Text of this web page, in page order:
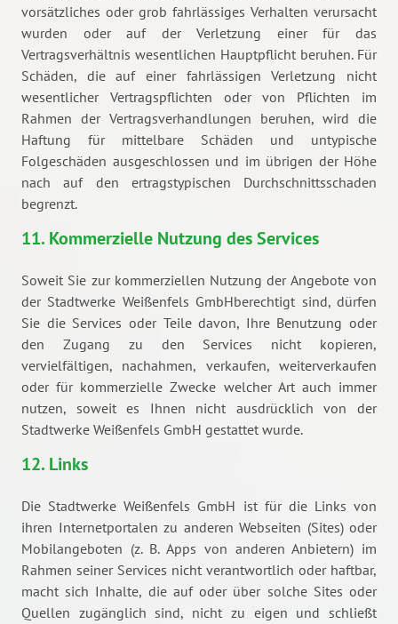
vorsätzliches oder grob fahrlässiges Verhalten verursacht
wurden oder auf der Verletzung einer für das
Vertragsverhältnis wesentlichen Hauptpflicht beruhen. Für
Schäden, die auf einer fahrlässigen Verletzung nicht
wesentlicher Vertragspflichten oder von Pflichten im
Rahmen der Vertragsverhandlungen beruhen, wird die
Haftung für mittelbare Schäden und untypische
Folgeschäden ausgeschlossen und im übrigen der Höhe
nach auf den ertragstypischen Durchschnittsschaden
begrenzt.
11. Kommerzielle Nutzung des Services
Soweit Sie zur kommerziellen Nutzung der Angebote von
der Stadtwerke Weißenfels GmbHberechtigt sind, dürfen
Sie die Services oder Teile davon, Ihre Benutzung oder
den Zugang zu den Services nicht kopieren,
vervielfältigen, nachahmen, verkaufen, weiterverkaufen
oder für kommerzielle Zwecke welcher Art auch immer
nutzen, soweit es Ihnen nicht ausdrücklich von der
Stadtwerke Weißenfels GmbH gestattet wurde.
12. Links
Die Stadtwerke Weißenfels GmbH ist für die Links von
ihren Internetportalen zu anderen Webseiten (Sites) oder
Mobilangeboten (z. B. Apps von anderen Anbietern) im
Rahmen seiner Services nicht verantwortlich oder haftbar,
macht sich Inhalte, die auf oder über solche Sites oder
Quellen zugänglich sind, nicht zu eigen und schließt